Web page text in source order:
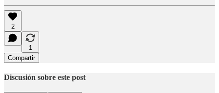
2
1
Compartir
Discusión sobre este post